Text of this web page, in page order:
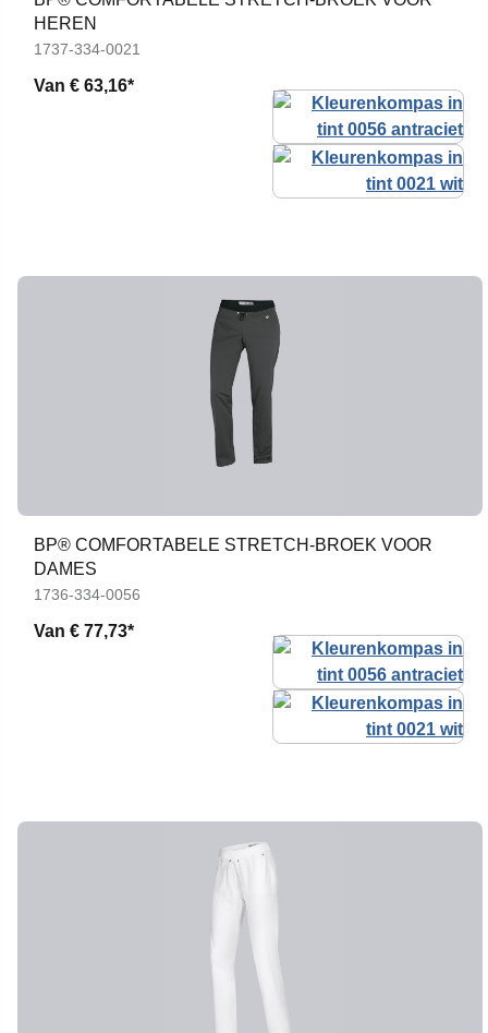
HEREN
1737-334-0021
Van € 63,16*
BP® COMFORTABELE STRETCH-BROEK VOOR
DAMES
1736-334-0056
Van € 77,73*